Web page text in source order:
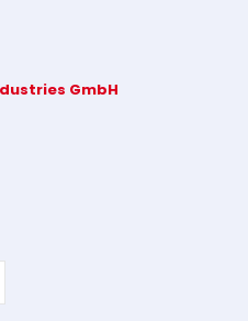
GmbH